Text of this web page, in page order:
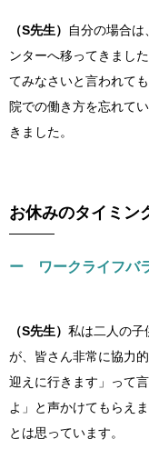
（S先生）
自分の場合
ンターへ移ってきまし
てみなさいと言われて
院での働き方を忘れて
きました。
お休みのタイミン
ー ワークライフバ
（S先生） 私は二人の子
が、皆さん非常に協力
迎えに行きます」って
よ」と声かけてもらえ
とは思っています。